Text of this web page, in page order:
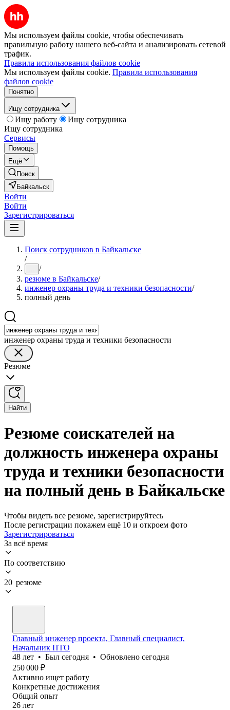
Мы используем файлы cookie, чтобы обеспечивать
правильную работу нашего веб-сайта и анализировать сетевой
трафик.
Правила использования файлов cookie
Мы используем файлы cookie. Правила использования
файлов cookie
Понятно
Ищу сотрудника
Ищу работу
Ищу сотрудника
Ищу сотрудника
Сервисы
Помощь
Ещё
Поиск
Байкальск
Войти
Войти
Зарегистрироваться
Поиск сотрудников в Байкальске
/
... /
резюме в Байкальске/
инженер охраны труда и техники безопасности/
полный день
инженер охраны труда и техники безопасности
Резюме
Найти
Резюме соискателей на
должность инженера охраны
труда и техники безопасности
на полный день в Байкальске
Чтобы видеть все резюме, зарегистрируйтесь
После регистрации покажем ещё 10 и откроем фото
Зарегистрироваться
За всё время
По соответствию
20 резюме
Главный инженер проекта, Главный специалист,
Начальник ПТО
48 лет • Был сегодня • Обновлено сегодня
250 000 ₽
Активно ищет работу
Конкретные достижения
Общий опыт
26 лет